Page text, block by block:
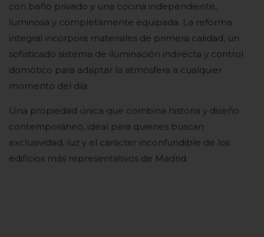
con baño privado y una cocina independiente,
luminosa y completamente equipada. La reforma
integral incorpora materiales de primera calidad, un
sofisticado sistema de iluminación indirecta y control
domótico para adaptar la atmósfera a cualquier
momento del día.
Una propiedad única que combina historia y diseño
contemporáneo, ideal para quienes buscan
exclusividad, luz y el carácter inconfundible de los
edificios más representativos de Madrid.